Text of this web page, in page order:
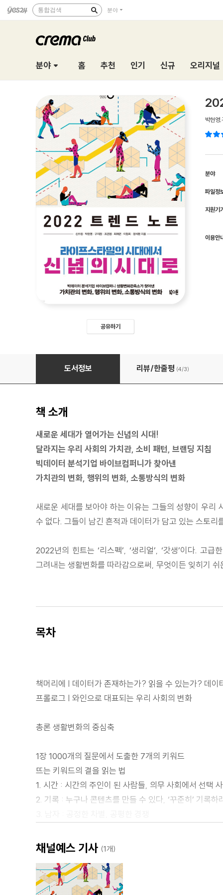
통합검색 분야
분야 홈 추천 인기 신규 오리지널
공유하기
박현영,
분야
파일정
지원기
이용안
2022 트렌드 노트
도서정보 리뷰/한줄평 (4/3)
책 소개
새로운 세대가 열어가는 신념의 시대!
달라지는 우리 사회의 가치관, 소비 패턴, 브랜딩 지침
빅데이터 분석기업 바이브컴퍼니가 찾아낸
가치관의 변화, 행위의 변화, 소통방식의 변화
새로운 세대를 보아야 하는 이유는 그들의 성향이 우리
수 없다. 그들이 남긴 흔적과 데이터가 담고 있는 스토
2022년의 힌트는 ‘리스펙’, ‘생리얼’, ‘갓생’이다. 고
그려내는 생활변화를 따라감으로써, 무엇이든 잊히기
목차
책머리에 | 데이터가 존재하는가? 읽을 수 있는가? 데이
프롤로그 | 와인으로 대표되는 우리 사회의 변화
총론 생활변화의 중심축
1장 1000개의 질문에서 도출한 7개의 키워드
뜨는 키워드의 결을 읽는 법
1. 시간 : 시간의 주인이 된 사람들, 의무 사회에서 선택
2. 기록 : 누구나 콘텐츠를 만들 수 있다, ‘꾸준히’ 기록하
5. 연대 : 소속감에서 연대감으로
7. 과금 : 플랫폼에 돈을 내는 소비자, 돈을 받아가는 소비
마케터를 위한 시사점
채널예스 기사 (1개)